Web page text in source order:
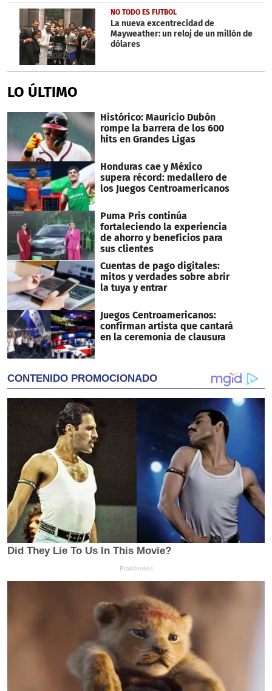
NO TODO ES FUTBOL
La nueva excentrecidad de
Mayweather: un reloj de un millón de
dólares
LO ÚLTIMO
Histórico: Mauricio Dubón
rompe la barrera de los 600
hits en Grandes Ligas
Honduras cae y México
supera récord: medallero de
los Juegos Centroamericanos
Puma Pris continúa
fortaleciendo la experiencia
de ahorro y beneficios para
sus clientes
Cuentas de pago digitales:
mitos y verdades sobre abrir
la tuya y entrar
Juegos Centroamericanos:
confirman artista que cantará
en la ceremonia de clausura